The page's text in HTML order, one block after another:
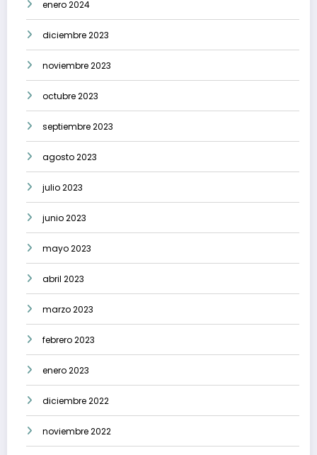
enero 2024
diciembre 2023
noviembre 2023
octubre 2023
septiembre 2023
agosto 2023
julio 2023
junio 2023
mayo 2023
abril 2023
marzo 2023
febrero 2023
enero 2023
diciembre 2022
noviembre 2022